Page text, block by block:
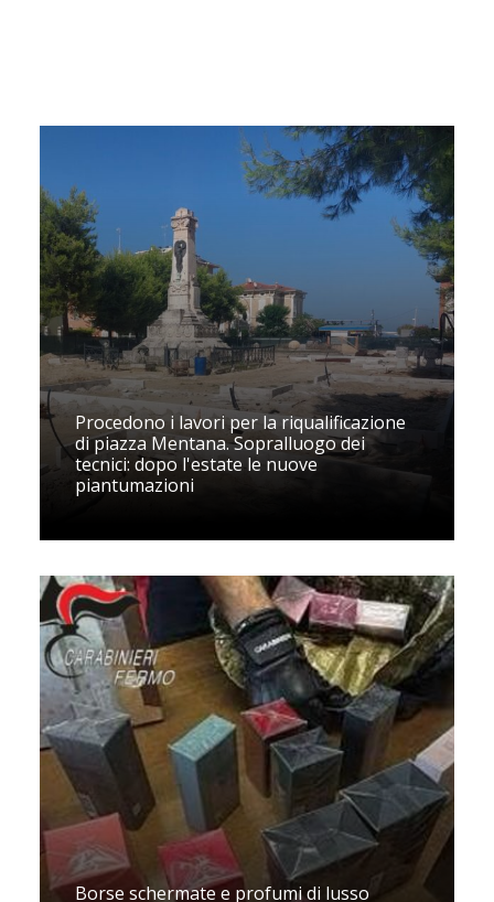
Procedono i lavori per la riqualificazione
di piazza Mentana. Sopralluogo dei
tecnici: dopo l'estate le nuove
piantumazioni
Borse schermate e profumi di lusso